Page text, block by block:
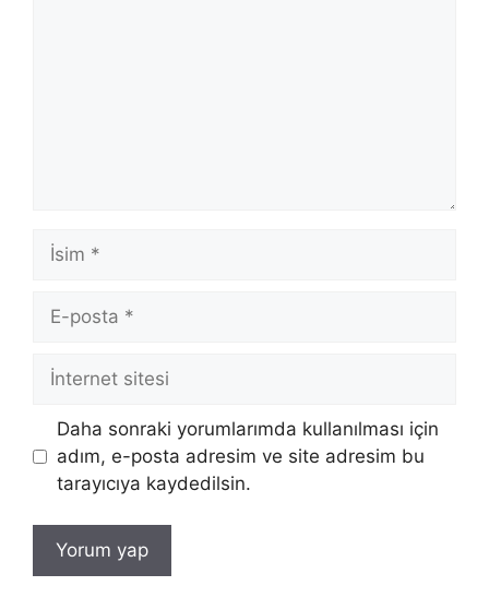
İsim
posta
İnternet
sitesi
Daha sonraki yorumlarımda kullanılması için
adım, e-posta adresim ve site adresim bu
tarayıcıya kaydedilsin.